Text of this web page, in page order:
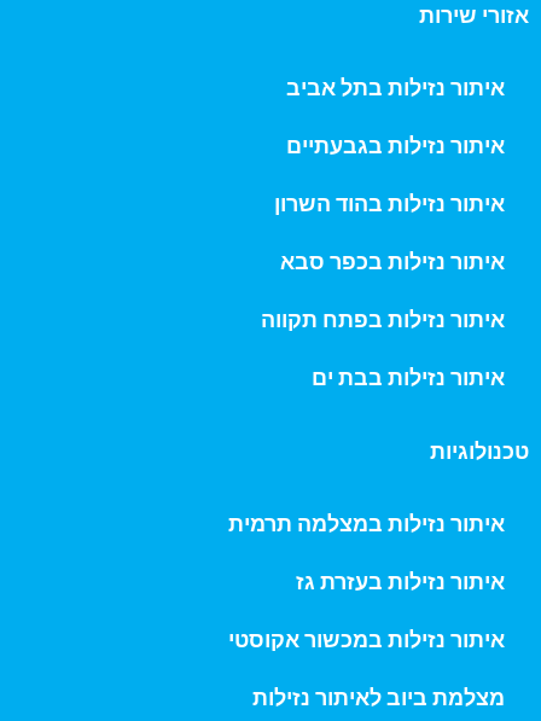
אזורי שירות
איתור נזילות בתל אביב
איתור נזילות בגבעתיים
איתור נזילות בהוד השרון
איתור נזילות בכפר סבא
איתור נזילות בפתח תקווה
איתור נזילות בבת ים
טכנולוגיות
איתור נזילות במצלמה תרמית
איתור נזילות בעזרת גז
איתור נזילות במכשור אקוסטי
מצלמת ביוב לאיתור נזילות